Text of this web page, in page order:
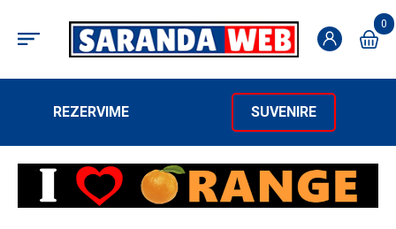
0
REZERVIME SUVENIRE